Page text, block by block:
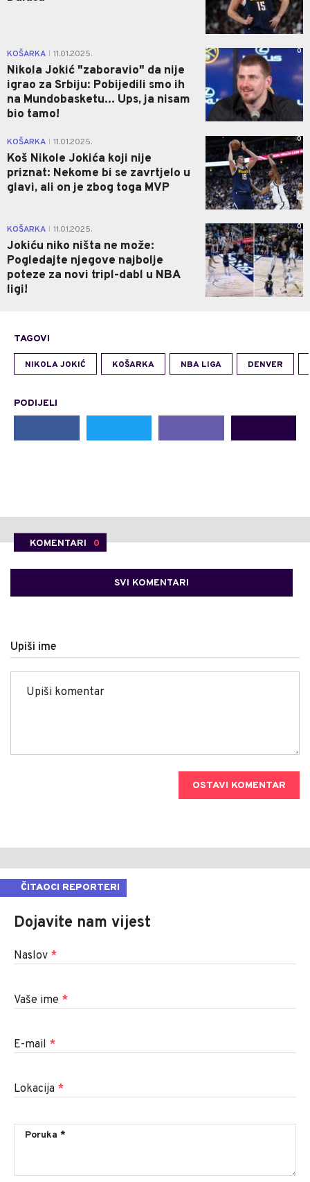
KOŠARKA 11.01.2025.
Nikola Jokić "zaboravio" da nije
igrao za Srbiju: Pobijedili smo ih
na Mundobasketu... Ups, ja nisam
bio tamo!
0
KOŠARKA 11.01.2025.
Koš Nikole Jokića koji nije
priznat: Nekome bi se zavrtjelo u
glavi, ali on je zbog toga MVP
0
KOŠARKA 11.01.2025.
Jokiću niko ništa ne može:
Pogledajte njegove najbolje
poteze za novi tripl-dabl u NBA
ligi!
0
TAGOVI
NIKOLA JOKIĆ KOŠARKA NBA LIGA DENVER
PODIJELI
KOMENTARI 0
SVI KOMENTARI
Upiši ime
OSTAVI KOMENTAR
ČITAOCI REPORTERI
Dojavite nam vijest
Naslov *
Vaše ime *
E-mail *
Lokacija *